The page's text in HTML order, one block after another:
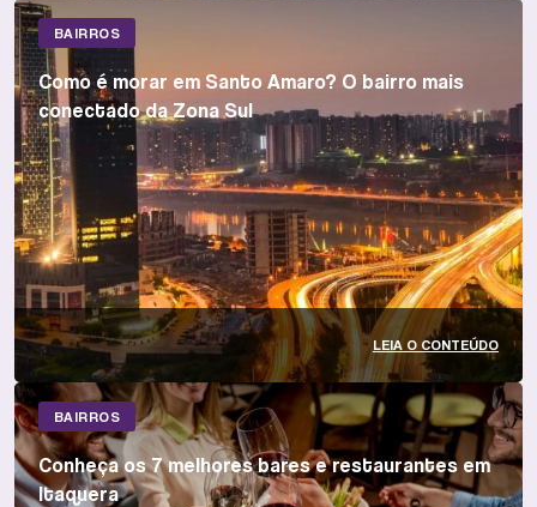
BAIRROS
Como é morar em Santo Amaro? O bairro mais
conectado da Zona Sul
LEIA O CONTEÚDO
BAIRROS
Conheça os 7 melhores bares e restaurantes em
Itaquera